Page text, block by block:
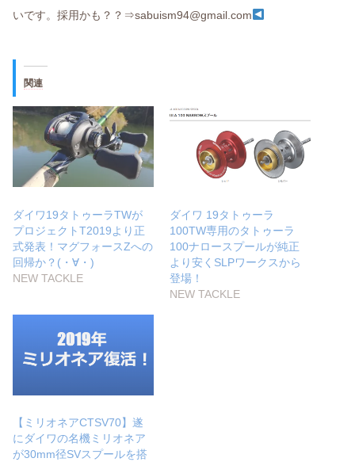
いです。採用かも？？⇒sabuism94@gmail.com
関連
ダイワ19タトゥーラTWが
プロジェクトT2019より正
式発表！マグフォースZへの
回帰か？(・∀・)
NEW TACKLE
ダイワ 19タトゥーラ
100TW専用のタトゥーラ
100ナロースプールが純正
より安くSLPワークスから
登場！
NEW TACKLE
【ミリオネアCTSV70】遂
にダイワの名機ミリオネア
が30mm径SVスプールを搭